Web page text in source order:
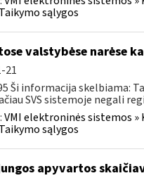
sąlygos
valstybėse narėse
21
Ši informacija skelbiama:
SVS sistemoje negali
VMI elektroninės sistemos »
sąlygos
apyvartos